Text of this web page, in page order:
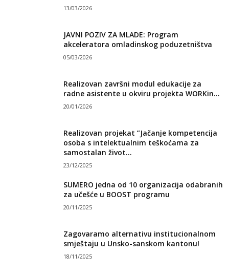
13/03/2026
JAVNI POZIV ZA MLADE: Program
akceleratora omladinskog poduzetništva
05/03/2026
Realizovan završni modul edukacije za
radne asistente u okviru projekta WORKin...
20/01/2026
Realizovan projekat ”Jačanje kompetencija
osoba s intelektualnim teškoćama za
samostalan život...
23/12/2025
SUMERO jedna od 10 organizacija odabranih
za učešće u BOOST programu
20/11/2025
Zagovaramo alternativu institucionalnom
smještaju u Unsko-sanskom kantonu!
18/11/2025